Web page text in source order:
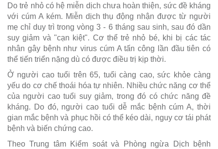
Do trẻ nhỏ có hệ miễn dịch chưa hoàn thiện, sức đề kháng
với cúm A kém. Miễn dịch thụ động nhận được từ người
mẹ chỉ duy trì trong vòng 3 - 6 tháng sau sinh, sau đó dần
suy giảm và "cạn kiệt". Cơ thể trẻ nhỏ bé, khi bị các tác
nhân gây bệnh như virus cúm A tấn công lần đầu tiên có
thể tiến triển nặng dù có được điều trị kịp thời.
Ở người cao tuổi trên 65, tuổi càng cao, sức khỏe càng
yếu do cơ chế thoái hóa tự nhiên. Nhiều chức năng cơ thể
của người cao tuổi suy giảm, trong đó có chức năng đề
kháng. Do đó, người cao tuổi dễ mắc bệnh cúm A, thời
gian mắc bệnh và phục hồi có thể kéo dài, nguy cơ tái phát
bệnh và biến chứng cao.
Theo Trung tâm Kiểm soát và Phòng ngừa Dịch bệnh